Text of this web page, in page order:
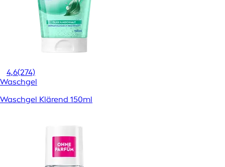
4,6(274)
Waschgel
Waschgel Klärend 150ml